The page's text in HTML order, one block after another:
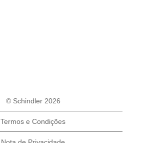
© Schindler 2026
Termos e Condições